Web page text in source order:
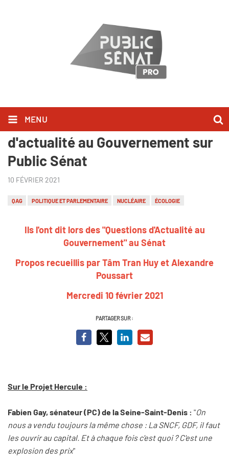
MENU
Ils l'ont dit lors des Questions
d'actualité au Gouvernement sur
Public Sénat
10 FÉVRIER 2021
QAG POLITIQUE ET PARLEMENTAIRE NUCLÉAIRE ÉCOLOGIE
Ils l'ont dit lors des "Questions d'Actualité au
Gouvernement" au Sénat
Propos recueillis par Tâm Tran Huy et Alexandre
Poussart
Mercredi 10 février 2021
PARTAGER SUR :
Sur le Projet Hercule :
Fabien Gay, sénateur (PC) de la Seine-Saint-Denis : "On
nous a vendu toujours la même chose : La SNCF, GDF, il faut
les ouvrir au capital. Et à chaque fois c'est quoi ? C'est une
explosion des prix"